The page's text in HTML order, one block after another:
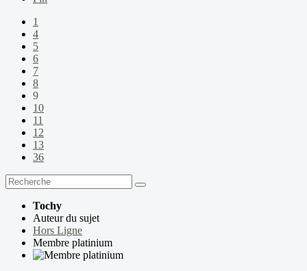
1
4
5
6
7
8
9
10
11
12
13
36
Tochy
Auteur du sujet
Hors Ligne
Membre platinium